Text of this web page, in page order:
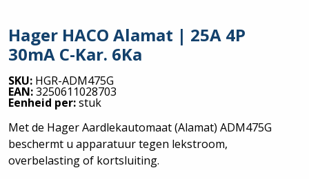
Hager HACO Alamat | 25A 4P
30mA C-Kar. 6Ka
SKU: HGR-ADM475G
EAN:3250611028703
Eenheid per:stuk
Met de Hager Aardlekautomaat (Alamat) ADM475G
beschermt u apparatuur tegen lekstroom,
overbelasting of kortsluiting.